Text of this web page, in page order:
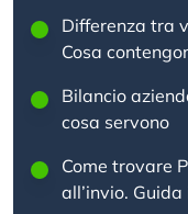
Differenza tra
Cosa
Bilancio
cosa servono
Come trovare
all’invio.